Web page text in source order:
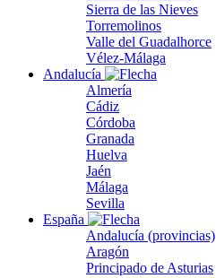
Sierra de las Nieves
Torremolinos
Valle del Guadalhorce
Vélez-Málaga
Andalucía
Almería
Cádiz
Córdoba
Granada
Huelva
Jaén
Málaga
Sevilla
España
Andalucía (provincias)
Aragón
Principado de Asturias